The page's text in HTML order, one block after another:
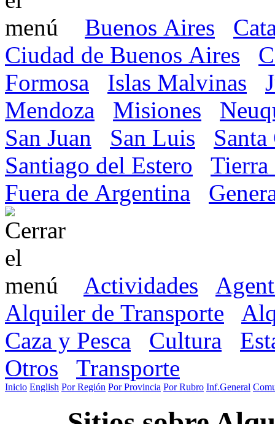
Buenos Aires
Ciudad de Buenos Aires
Formosa
Islas Malvinas
Mendoza
Misiones
San Juan
San Luis
Santiago del Estero
Tierra
Fuera de Argentina
Actividades
Alquiler de Transporte
Caza y Pesca
Cultura
Otros
Transporte
Inicio English Por Región Por Provincia Por Rubro Inf.General